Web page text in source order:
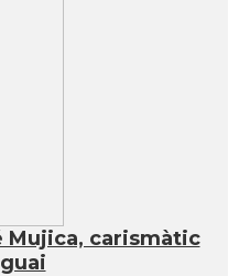
Mujica, carismàtic